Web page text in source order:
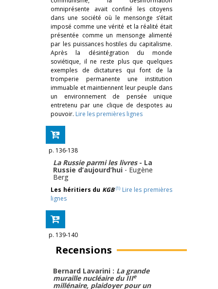
omniprésente avait confiné les citoyens
dans une société où le mensonge s’était
imposé comme une vérité et la réalité était
présentée comme un mensonge alimenté
par les puissances hostiles du capitalisme.
Après la désintégration du monde
soviétique, il ne reste plus que quelques
exemples de dictatures qui font de la
tromperie permanente une institution
immuable et maintiennent leur peuple dans
un environnement de pensée unique
entretenu par une clique de despotes au
pouvoir. Lire les premières lignes
p. 136-138
La Russie parmi les livres- ­La
Russie d’aujourd’hui - Eugène
Berg
Les héritiers du KGB (1) Lire les premières
lignes
p. 139-140
Recensions
Bernard Lavarini : La grande
muraille nucléaire du IIIe
millénaire, plaidoyer pour un